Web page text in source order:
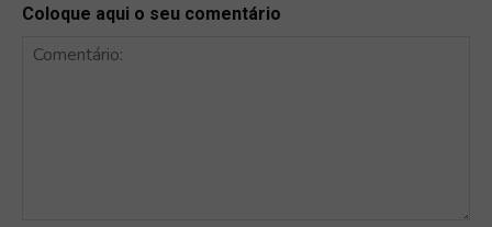
Coloque aqui o seu comentário